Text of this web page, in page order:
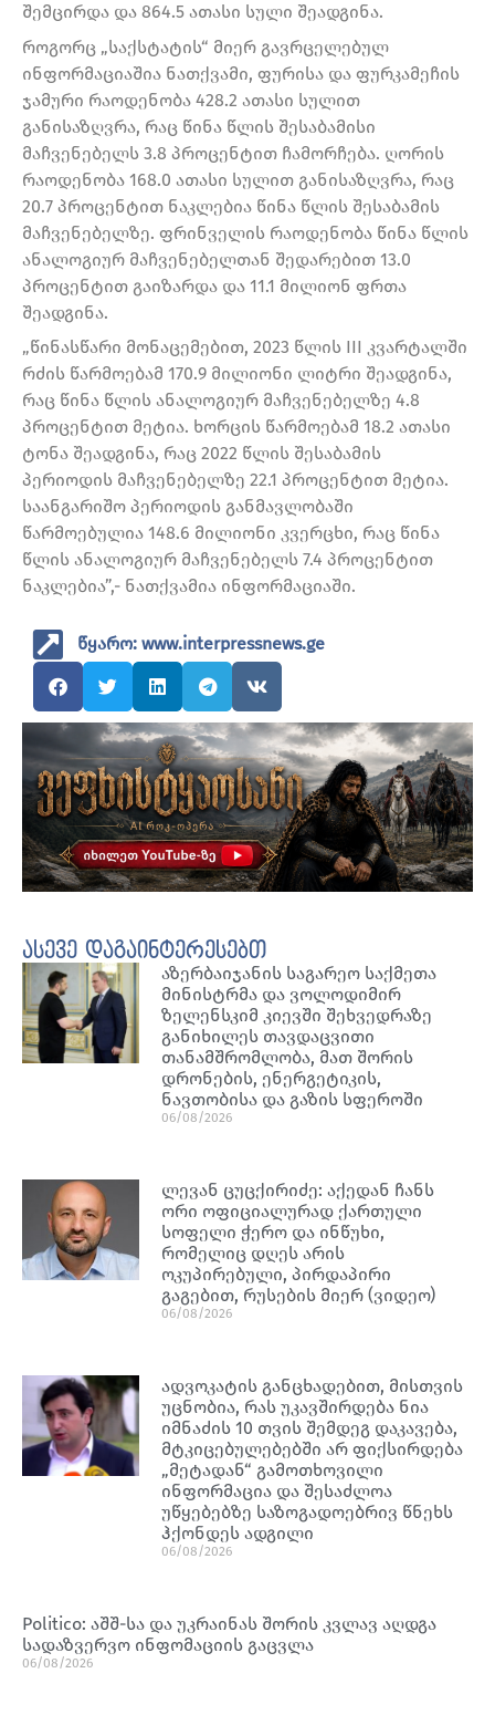
შემცირდა და 864.5 ათასი სული შეადგინა.
როგორც „საქსტატის“ მიერ გავრცელებულ
ინფორმაციაშია ნათქვამი, ფურისა და ფურკამეჩის
ჯამური რაოდენობა 428.2 ათასი სულით
განისაზღვრა, რაც წინა წლის შესაბამისი
მაჩვენებელს 3.8 პროცენტით ჩამორჩება. ღორის
რაოდენობა 168.0 ათასი სულით განისაზღვრა, რაც
20.7 პროცენტით ნაკლებია წინა წლის შესაბამის
მაჩვენებელზე. ფრინველის რაოდენობა წინა წლის
ანალოგიურ მაჩვენებელთან შედარებით 13.0
პროცენტით გაიზარდა და 11.1 მილიონ ფრთა
შეადგინა.
„წინასწარი მონაცემებით, 2023 წლის III კვარტალში
რძის წარმოებამ 170.9 მილიონი ლიტრი შეადგინა,
რაც წინა წლის ანალოგიურ მაჩვენებელზე 4.8
პროცენტით მეტია. ხორცის წარმოებამ 18.2 ათასი
ტონა შეადგინა, რაც 2022 წლის შესაბამის
პერიოდის მაჩვენებელზე 22.1 პროცენტით მეტია.
საანგარიშო პერიოდის განმავლობაში
წარმოებულია 148.6 მილიონი კვერცხი, რაც წინა
წლის ანალოგიურ მაჩვენებელს 7.4 პროცენტით
ნაკლებია”,- ნათქვამია ინფორმაციაში.
წყარო: www.interpressnews.ge
ასევე დაგაინტერესებთ
აზერბაიჯანის საგარეო საქმეთა
მინისტრმა და ვოლოდიმირ
ზელენსკიმ კიევში შეხვედრაზე
განიხილეს თავდაცვითი
თანამშრომლობა, მათ შორის
დრონების, ენერგეტიკის,
ნავთობისა და გაზის სფეროში
06/08/2026
ლევან ცუცქირიძე: აქედან ჩანს
ორი ოფიციალურად ქართული
სოფელი ჭერო და ინწუხი,
რომელიც დღეს არის
ოკუპირებული, პირდაპირი
გაგებით, რუსების მიერ (ვიდეო)
06/08/2026
ადვოკატის განცხადებით, მისთვის
უცნობია, რას უკავშირდება ნია
იმნაძის 10 თვის შემდეგ დაკავება,
მტკიცებულებებში არ ფიქსირდება
„მეტადან“ გამოთხოვილი
ინფორმაცია და შესაძლოა
უწყებებზე საზოგადოებრივ წნეხს
ჰქონდეს ადგილი
06/08/2026
Politico: აშშ-სა და უკრაინას შორის კვლავ აღდგა
სადაზვერვო ინფომაციის გაცვლა
06/08/2026